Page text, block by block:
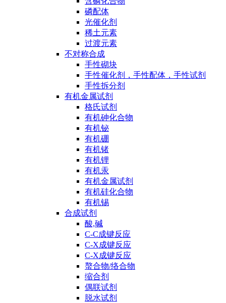
磷配体
光催化剂
稀土元素
过渡元素
不对称合成
手性砌块
手性催化剂，手性配体，手性试剂
手性拆分剂
有机金属试剂
格氏试剂
有机砷化合物
有机铋
有机硼
有机锗
有机锂
有机汞
有机金属试剂
有机硅化合物
有机锡
合成试剂
酸,碱
C-C成键反应
C-X成键反应
C-X成键反应
螯合物/络合物
缩合剂
偶联试剂
脱水试剂